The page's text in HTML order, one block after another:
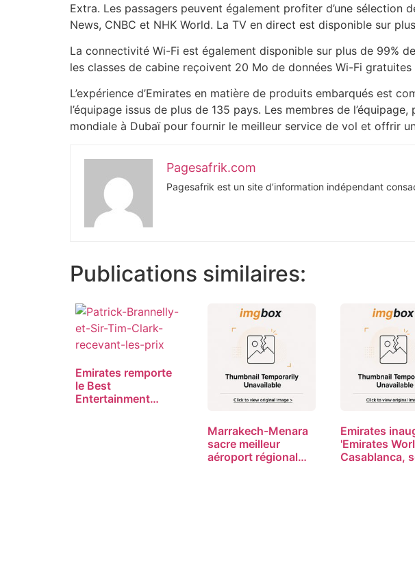
Extra. Les passagers peuvent également profiter d’une sélection
News, CNBC et NHK World. La TV en direct est disponible sur
La connectivité Wi-Fi est également disponible sur plus de 99%
les classes de cabine reçoivent 20 Mo de données Wi-Fi
L’expérience d’Emirates en matière de produits embarqués est
l’équipage issus de plus de 135 pays. Les membres de
mondiale à Dubaï pour fournir le meilleur service de vol et offrir
Pagesafrik.com
Pagesafrik est un site d’information indépendant
Publications similaires:
Emirates remporte
le Best
Entertainment
Marrakech-Menara
sacre meilleur
aéroport régional
Emirates
'Emirates
Casablanca,